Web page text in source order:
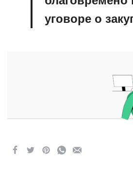
уговоре о